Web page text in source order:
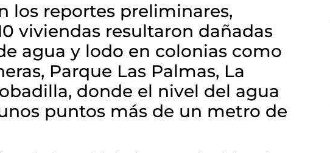
los reportes preliminares,
viviendas resultaron dañadas
agua y lodo en colonias como
Parque Las Palmas, La
donde el nivel del agua
puntos más de un metro de